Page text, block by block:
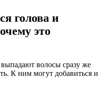
голова и
это
волосы сразу же
К ним могут добавиться и